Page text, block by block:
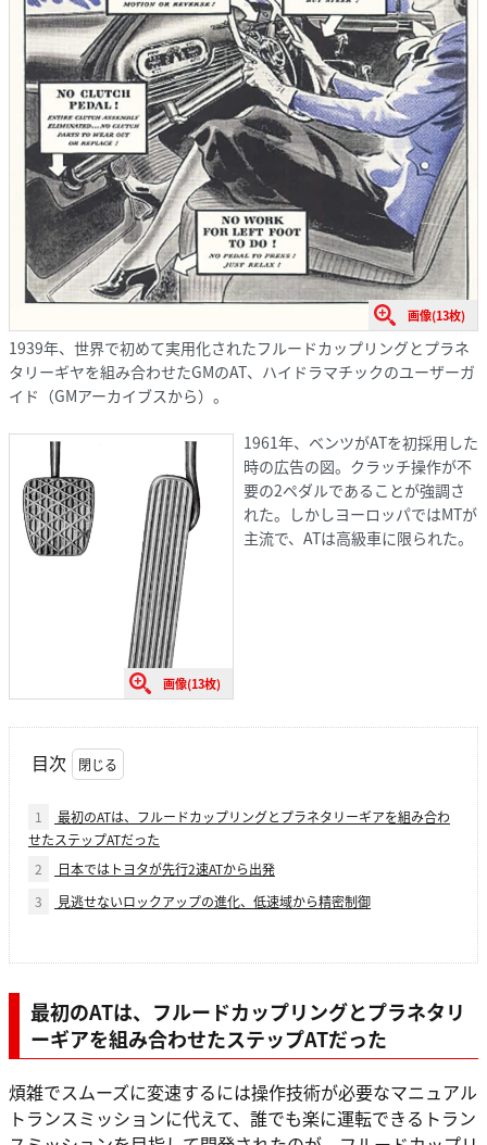
画像(13枚)
1939年、世界で初めて実用化されたフルードカップリングとプラネ
タリーギヤを組み合わせたGMのAT、ハイドラマチックのユーザーガ
イド（GMアーカイブスから）。
画像(13枚)
1961年、ベンツがATを初採用した
時の広告の図。クラッチ操作が不
要の2ペダルであることが強調さ
れた。しかしヨーロッパではMTが
主流で、ATは高級車に限られた。
目次
1
最初のATは、フルードカップリングとプラネタリーギアを組み合わ
せたステップATだった
2
日本ではトヨタが先行2速ATから出発
3
見逃せないロックアップの進化、低速域から精密制御
最初のATは、フルードカップリングとプラネタリ
ーギアを組み合わせたステップATだった
煩雑でスムーズに変速するには操作技術が必要なマニュアル
トランスミッションに代えて、誰でも楽に運転できるトラン